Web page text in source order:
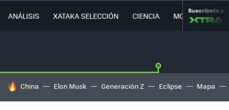
ANÁLISIS XATAKA SELECCIÓN CIENCIA MOVILIDAD
Suscríbete a
HOY SE HABLA DE
China Elon Musk Generación Z Eclipse Mapa